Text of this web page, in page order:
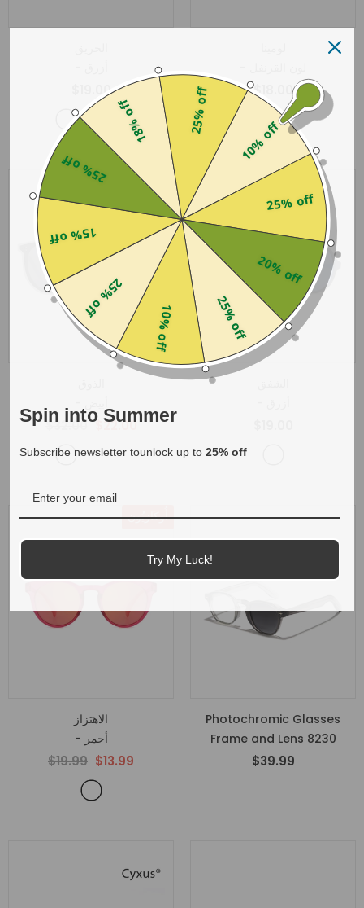
$19.00 $18.00
أُوكَازيُون
$32.00 $22.00
أُوكَازيُون
الاهتزاز
- أحمر
$19.99 $13.99
Photochromic Glasses
Frame and Lens 8230
$39.99
10% off
25% off
20% off
25% off
10% off
25% off
15% off
25% off
18% off 25% off
Spin into Summer
Subscribe newsletter tounlock up to 25% off
Try My Luck!